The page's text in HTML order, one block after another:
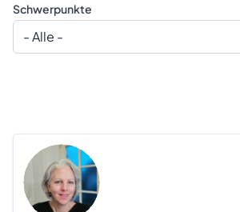
Schwerpunkte